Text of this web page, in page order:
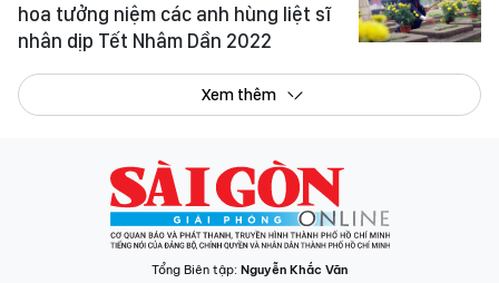
hoa tưởng niệm các anh hùng liệt sĩ
nhân dịp Tết Nhâm Dần 2022
Xem thêm
Tổng Biên tập: Nguyễn Khắc Văn